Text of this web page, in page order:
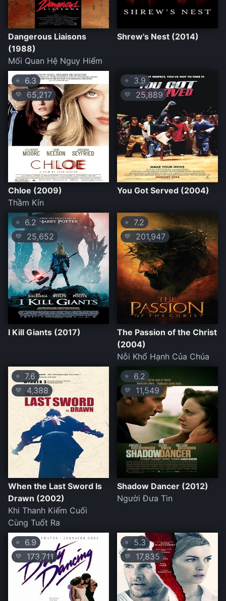
Dangerous Liaisons
(1988)
Mối Quan Hệ Nguy Hiểm
Shrew's Nest (2014)
⭐ 6.3
💛 65,217
Chloe (2009)
Thầm Kín
⭐ 3.9
💛 25,889
You Got Served (2004)
⭐ 6.2
💛 25,652
I Kill Giants (2017)
⭐ 7.2
💛 201,947
The Passion of the Christ
(2004)
Nỗi Khổ Hạnh Của Chúa
⭐ 7.6
💛 4,388
When the Last Sword Is
Drawn (2002)
Khi Thanh Kiếm Cuối
Cùng Tuốt Ra
⭐ 6.2
💛 11,549
Shadow Dancer (2012)
Người Đưa Tin
⭐ 6.9
💛 173,711
⭐ 5.3
💛 17,835